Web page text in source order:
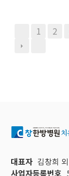
1 2
대표자 김창희
사업자등록번호